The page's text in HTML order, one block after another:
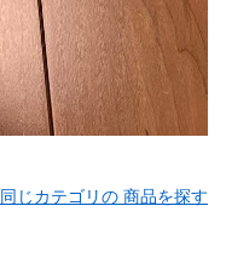
同じカテゴリの 商品を探す